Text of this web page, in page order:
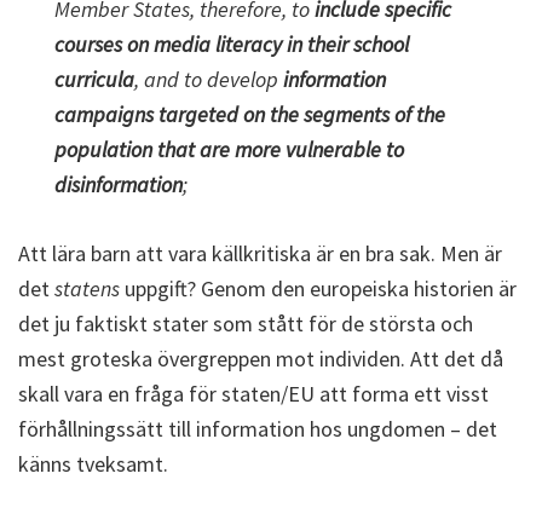
Member States, therefore, toinclude specific
courses on media literacy in their school
curricula, and to develop information
campaigns targeted on the segments of the
population that are more vulnerable to
disinformation;
Att lära barn att vara källkritiska är en bra sak. Men är
detstatens uppgift? Genom den europeiska historien är
det ju faktiskt stater som stått för de största och
mest groteska övergreppen mot individen. Att det då
skall vara en fråga för staten/EU att forma ett visst
förhållningssätt till information hos ungdomen – det
känns tveksamt.